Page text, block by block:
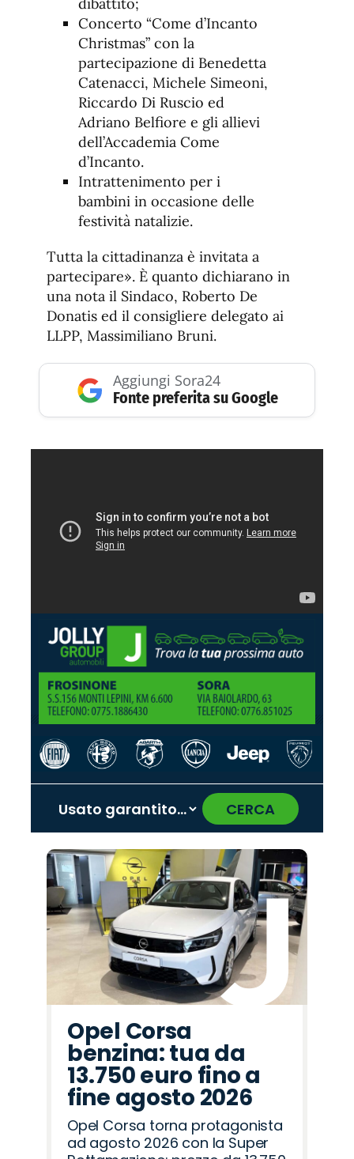
dibattito;
Concerto “Come d’Incanto
Christmas” con la
partecipazione di Benedetta
Catenacci, Michele Simeoni,
Riccardo Di Ruscio ed
Adriano Belfiore e gli allievi
dell’Accademia Come
d’Incanto.
Intrattenimento per i
bambini in occasione delle
festività natalizie.
Tutta la cittadinanza è invitata a
partecipare». È quanto dichiarano in
una nota il Sindaco, Roberto De
Donatis ed il consigliere delegato ai
LLPP, Massimiliano Bruni.
Aggiungi Sora24
Fonte preferita su Google
CERCA
Promo
Land
Rover
Promo
Mazda
Promo
Fiat
Promo
Abarth
Promo
Jaecoo
Promo
Citroën
Promo
Cupra
Promo
Hyundai
Promo
Alfa
Romeo
Promo
Omoda
Promo
Seat
Promo
Opel
Promo
Peugeot
Promo
Jeep
Promo
Lancia
‹ ›
Opel Corsa
benzina: tua da
13.750 euro fino a
fine agosto 2026
Opel Corsa torna protagonista
ad agosto 2026 con la Super